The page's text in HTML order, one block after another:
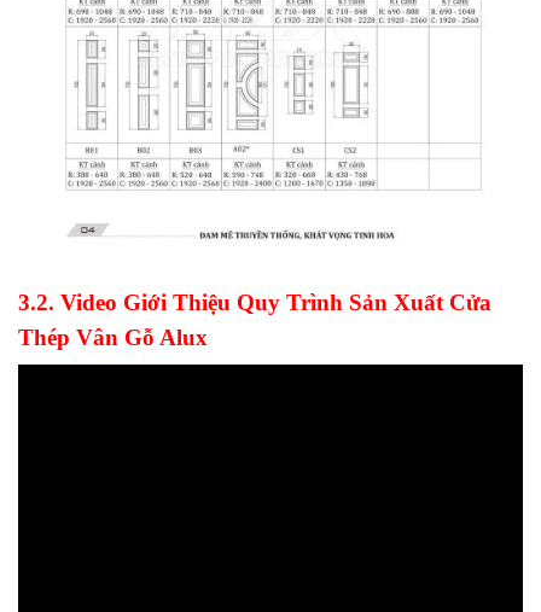
3.2. Video Giới Thiệu Quy Trình Sản Xuất Cửa
Thép Vân Gỗ Alux